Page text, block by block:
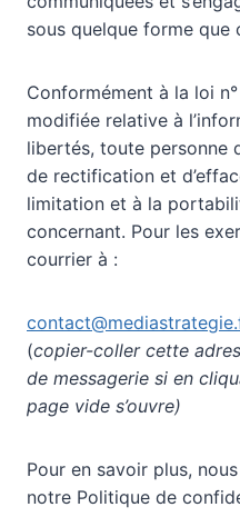
sous quelque forme que
Conformément à la loi
modifiée relative à
libertés, toute personne
de rectification et
limitation et à la
concernant. Pour les
courrier à :
(copier-coller cette
de messagerie si en
page vide s’ouvre)
Pour en savoir plus,
notre Politique de